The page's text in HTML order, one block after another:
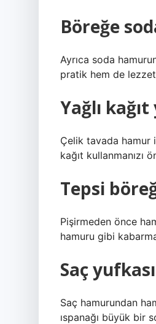
Böreğe
Ayrıca soda
pratik hem de
Yağlı
Çelik tavada hamur
kağıt kullanmanızı
Tepsi
Pişirmeden önce
hamuru gibi
Saç
Saç hamurundan
ıspanağı büyük bir